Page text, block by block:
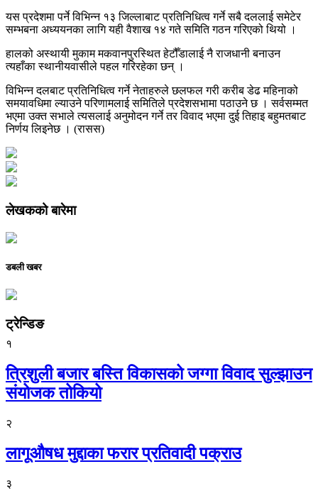
यस प्रदेशमा पर्ने विभिन्न १३ जिल्लाबाट प्रतिनिधित्व गर्ने सबै दललाई समेटेर
सम्भबना अध्ययनका लागि यही वैशाख १४ गते समिति गठन गरिएको थियो ।
हालको अस्थायी मुकाम मकवानपुरस्थित हेटौँडालाई नै राजधानी बनाउन
त्यहाँका स्थानीयवासीले पहल गरिरहेका छन् ।
विभिन्न दलबाट प्रतिनिधित्व गर्ने नेताहरुले छलफल गरी करीब डेढ महिनाको
समयावधिमा ल्याउने परिणामलाई समितिले प्रदेशसभामा पठाउने छ । सर्वसम्मत
भएमा उक्त सभाले त्यसलाई अनुमोदन गर्ने तर विवाद भएमा दुई तिहाइ बहुमतबाट
निर्णय लिइनेछ । (रासस)
लेखकको बारेमा
डबली खबर
ट्रेन्डिङ
१
त्रिशुली बजार बस्ति विकासको जग्गा विवाद सुल्झाउन
संयोजक तोकियो
२
लागूऔषध मुद्दाका फरार प्रतिवादी पक्राउ
३